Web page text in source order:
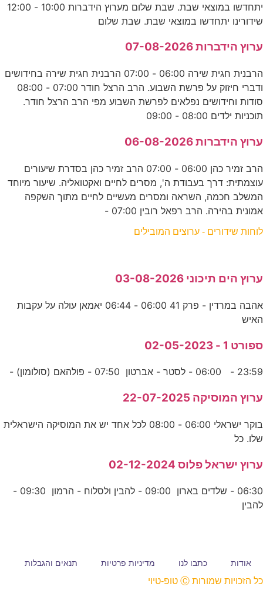
יתחדשו במוצאי שבת. שבת שלום מערוץ הידברות 10:00 - 12:00
שידורינו יתחדשו במוצאי שבת. שבת שלום
ערוץ הידברות 07-08-2026
הרבנית חגית שירה 06:00 - 07:00 הרבנית חגית שירה בחידושים
ודברי חיזוק על פרשת השבוע. הרב הרצל חודר 07:00 - 08:00
סודות וחידושים נפלאים לפרשת השבוע מפי הרב הרצל חודר.
תוכניות ילדים 08:00 - 09:00
ערוץ הידברות 06-08-2026
הרב זמיר כהן 06:00 - 07:00 הרב זמיר כהן בסדרת שיעורים
עוצמתית: דרך בעבודת ה', מסרים לחיים ואקטואליה. שיעור מיוחד
המשלב חכמה, השראה ומסרים מעשיים לחיים מתוך השקפה
אמונית בהירה. הרב רפאל רובין 07:00 -
לוחות שידורים - ערוצים המובילים
ערוץ הים תיכוני 03-08-2026
אהבה במרדין - פרק 41 06:00 - 06:44 יאמאן עולה על עקבות
האיש
ספורט 1 - 02-05-2023
23:59 - 06:00 - לסטר - אברטון 07:50 - פולהאם (סולומון) -
ערוץ המוסיקה 22-07-2025
בוקר ישראלי 06:00 - 08:00 לכל אחד יש את המוסיקה הישראלית
שלו. כל
ערוץ ישראל פלוס 02-12-2024
06:30 - שלדים בארון 09:00 - להבין ולסלוח - הרמון 09:30 -
להבין
אודות כתבו לנו מדיניות פרטיות תנאים והגבלות
כל הזכויות שמורות Ⓒ טופ-טיוי